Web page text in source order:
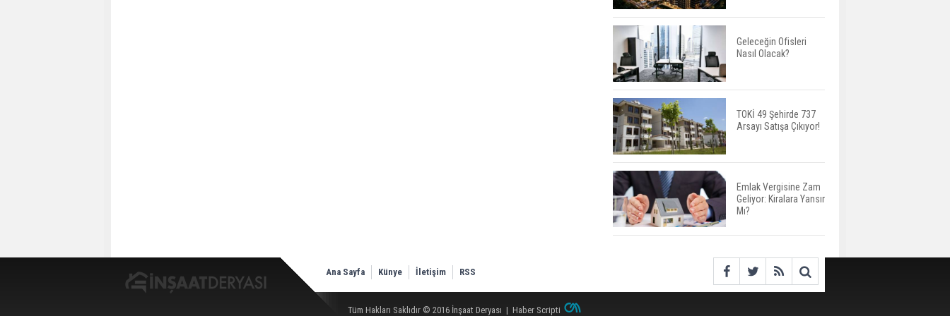
Kalyon İnşaat BAE'nin İlk
Yüksek Hızlı Demiryolu
Hattını İnşa Ediyor
ABD'de Konut Kredisi
Faizi Son Bir Yılın En
Yüksek Seviyesinde
TOKİ 51 İlde 540 Konut
ve İş Yerini Satışa
Sunuyor
Geleceğin Ofisleri
Nasıl Olacak?
TOKİ 49 Şehirde 737
Arsayı Satışa Çıkıyor!
Emlak Vergisine Zam
Geliyor: Kiralara Yansır
Mı?
Ana Sayfa Künye İletişim RSS
Tüm Hakları Saklıdır © 2016 İnşaat Deryası | Haber Scripti